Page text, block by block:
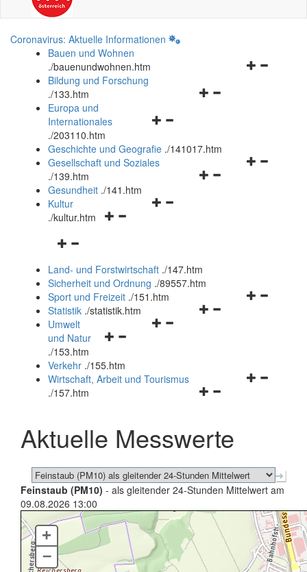
Coronavirus: Aktuelle Informationen
Bauen und Wohnen
./bauenundwohnen.htm
Navigationsmenü
Bildung und Forschung
./133.htm
Navigationsmenü
und
schließen
Europa und
Internationales
./203110.htm
Geschichte und Geografie ./141017.htm
Navigationsmenü
Gesellschaft und Soziales
./139.htm
Navigationsmenü
Gesundheit ./141.htm
Navigationsmenü
Kultur
./kultur.htm
Navigationsmenü
und
schließen
Land- und Forstwirtschaft ./147.htm
Sicherheit und Ordnung ./89557.htm
Navigationsmenü
Sport und Freizeit ./151.htm
Navigationsmenü
Statistik ./statistik.htm
Navigationsmenü
und
schließen
Umwelt
und Natur
./153.htm
Verkehr ./155.htm
Navigationsmenü
schließen
Wirtschaft, Arbeit und Tourismus
./157.htm
Aktuelle Messwerte
Feinstaub (PM10) - als gleitender 24-Stunden Mittelwert am
09.08.2026 13:00
+
–